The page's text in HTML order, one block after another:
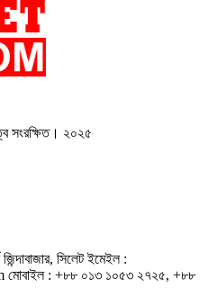
সংরক্ষিত। ২০২৫
সিলেট ইমেইল :
: +৮৮ ০১৩ ১০৫৩ ২৭২৫, +৮৮